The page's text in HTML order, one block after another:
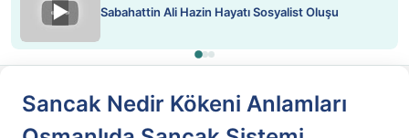
▶ Sabahattin Ali Hazin Hayatı Sosyalist Oluşu
Sancak Nedir Kökeni Anlamları